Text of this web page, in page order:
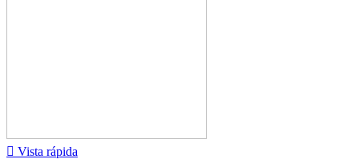
 Vista rápida